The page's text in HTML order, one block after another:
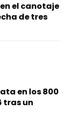
el canotaje
de tres
en los 800
tras un